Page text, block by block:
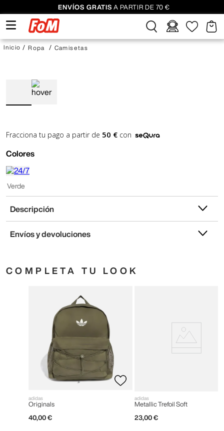
ENVÍOS GRATIS A PARTIR DE 70 €
Ropa Camisetas
Fracciona tu pago a partir de 50 € con
Colores
Verde
Descripción
Envíos y devoluciones
COMPLETA TU LOOK
adidas
Originals
40,00 €
adidas
Metallic Trefoil Soft
23,00 €